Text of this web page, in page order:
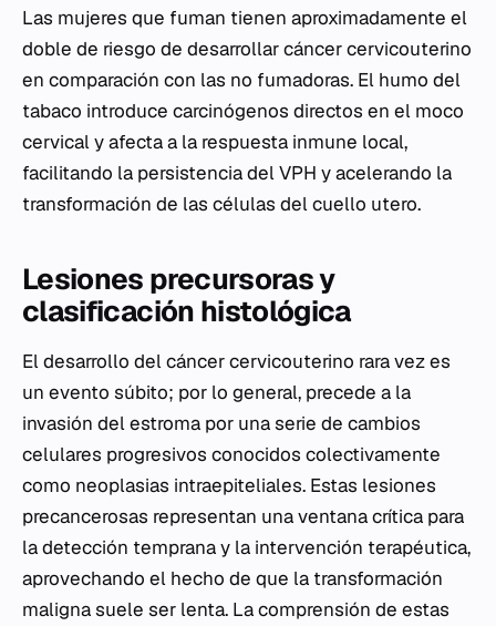
Las mujeres que fuman tienen aproximadamente el
doble de riesgo de desarrollar cáncer cervicouterino
en comparación con las no fumadoras. El humo del
tabaco introduce carcinógenos directos en el moco
cervical y afecta a la respuesta inmune local,
facilitando la persistencia del VPH y acelerando la
transformación de las células del cuello utero.
Lesiones precursoras y
clasificación histológica
El desarrollo del cáncer cervicouterino rara vez es
un evento súbito; por lo general, precede a la
invasión del estroma por una serie de cambios
celulares progresivos conocidos colectivamente
como neoplasias intraepiteliales. Estas lesiones
precancerosas representan una ventana crítica para
la detección temprana y la intervención terapéutica,
aprovechando el hecho de que la transformación
maligna suele ser lenta. La comprensión de estas